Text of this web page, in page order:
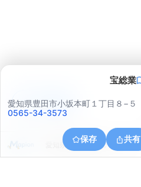
宝総業
愛知県豊田市小坂本町１丁目８−５
0565-34-3573
保存 共有
愛知県豊田市朝日ケ丘６丁目
アプリで見る